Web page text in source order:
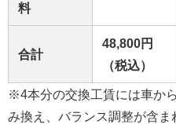
料
合計
48,800円
（税込）
※4本分の交換工賃には車か
み換え、バランス調整が含ま